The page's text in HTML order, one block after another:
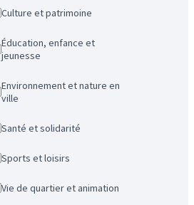
Culture et patrimoine
Éducation, enfance et
jeunesse
Environnement et nature en
ville
Santé et solidarité
Sports et loisirs
Vie de quartier et animation